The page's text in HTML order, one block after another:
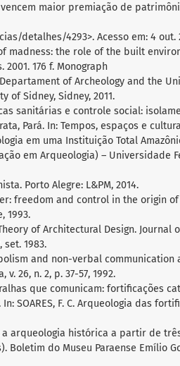
vencem maior premiação de
detalhes/4293>. Acesso em: 4 out.
of madness: the role of the built
176 f. Monograph
of Archeology and the
of Sidney, Sidney, 2011.
sanitárias e controle social:
Pará. In: Tempos, espaços e
em uma Instituição Total
em Arqueologia) – Universidade
Porto Alegre: L&PM, 2014.
freedom and control in the origin
1993.
Theory of Architectural Design.
set. 1983.
and non-verbal communication
26, n. 2, p. 37-57, 1992.
que comunicam: fortificações
SOARES, F. C. Arqueologia das
a arqueologia histórica a partir de
Boletim do Museu Paraense Emílio